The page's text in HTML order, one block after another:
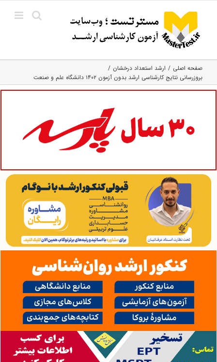
content
صفحه اصلی
ارشد استعداد درخشان
بروزرسانی نتایج کارشناسی ارشد بدون آزمون ۱۴۰۲ دانشگاه علم و صنعت